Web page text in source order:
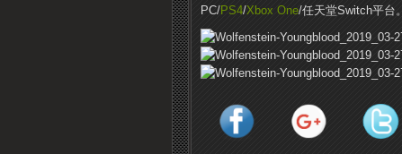
PC/PS4/Xbox One/任天堂Switch平台。